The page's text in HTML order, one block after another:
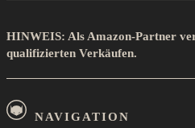
HINWEIS: Als Amazon-Partner
qualifizierten Verkäufen.
NAVIGATION